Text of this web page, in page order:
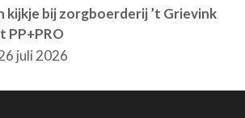
kijkje bij zorgboerderij ’t Grievink
PP+PRO
juli 2026